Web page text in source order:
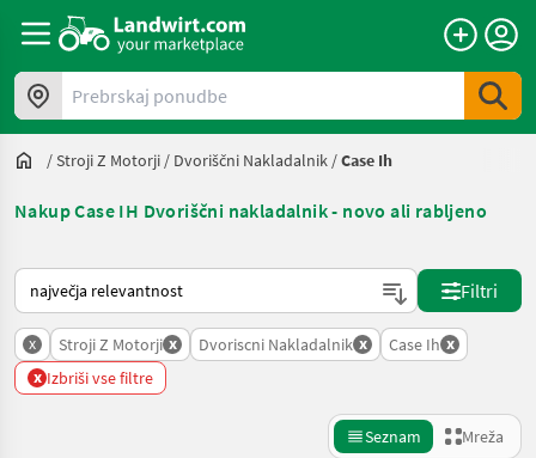
Prebrskaj ponudbe
/Stroji Z Motorji / Dvoriščni Nakladalnik /Case Ih
Nakup Case IH Dvoriščni nakladalnik - novo ali rabljeno
Tako je razvrščeno na Landwirt.com
Filtri
x Stroji Z Motorji x Dvoriscni Nakladalnik x Case Ih x
x Izbriši vse filtre
Seznam Mreža